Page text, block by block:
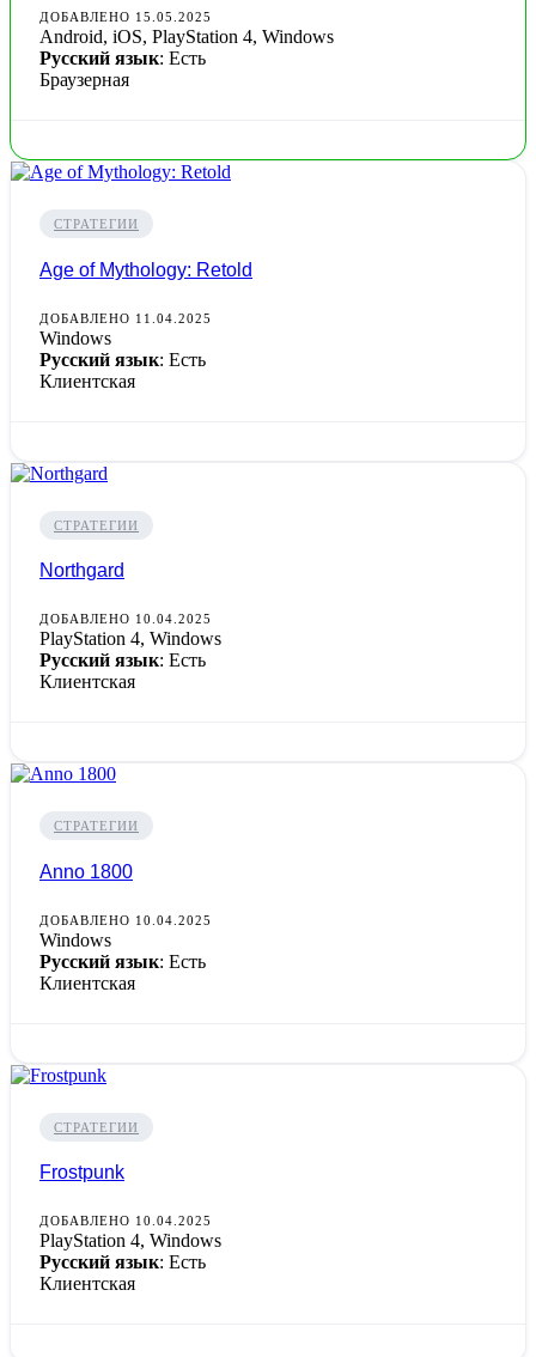
ДОБАВЛЕНО 15.05.2025
Android, iOS, PlayStation 4, Windows
Русский язык: Есть
Браузерная
СТРАТЕГИИ
Age of Mythology: Retold
ДОБАВЛЕНО 11.04.2025
Windows
Русский язык: Есть
Клиентская
СТРАТЕГИИ
Northgard
ДОБАВЛЕНО 10.04.2025
PlayStation 4, Windows
Русский язык: Есть
Клиентская
СТРАТЕГИИ
Anno 1800
ДОБАВЛЕНО 10.04.2025
Windows
Русский язык: Есть
Клиентская
СТРАТЕГИИ
Frostpunk
ДОБАВЛЕНО 10.04.2025
PlayStation 4, Windows
Русский язык: Есть
Клиентская